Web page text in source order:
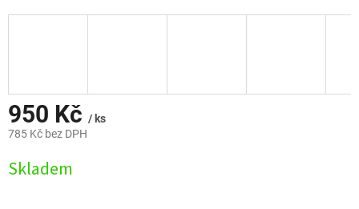
950 Kč / ks
785 Kč bez DPH
cena:
Skladem